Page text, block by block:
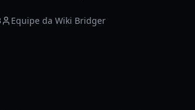
Equipe da Wiki Bridger